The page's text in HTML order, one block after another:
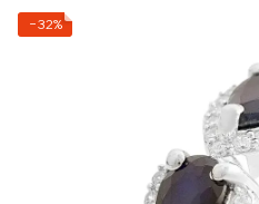
−32%